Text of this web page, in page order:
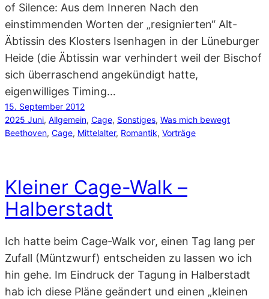
of Silence: Aus dem Inneren Nach den
einstimmenden Worten der „resignierten“ Alt-
Äbtissin des Klosters Isenhagen in der Lüneburger
Heide (die Äbtissin war verhindert weil der Bischof
sich überraschend angekündigt hatte,
eigenwilliges Timing…
15. September 2012
2025 Juni, Allgemein, Cage, Sonstiges, Was mich bewegt
Beethoven, Cage, Mittelalter, Romantik, Vorträge
Kleiner Cage-Walk –
Halberstadt
Ich hatte beim Cage-Walk vor, einen Tag lang per
Zufall (Müntzwurf) entscheiden zu lassen wo ich
hin gehe. Im Eindruck der Tagung in Halberstadt
hab ich diese Pläne geändert und einen „kleinen